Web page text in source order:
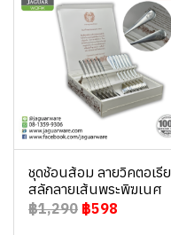
ชุดช้อนส้อม ลายวิคตอเรีย
สลักลายเส้นพระพิฆเนศ
฿1,290 ฿598